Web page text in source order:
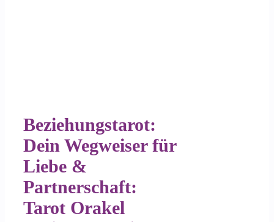
Beziehungstarot:
Dein Wegweiser für
Liebe &
Partnerschaft:
Tarot Orakel